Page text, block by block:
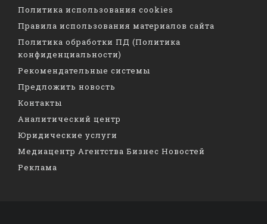
Политика использования cookies
Правила использования материалов сайта
Политика обработки ПД (Политика
конфиденциальности)
Рекомендательные системы
Предложить новость
Контакты
Аналитический центр
Юридические услуги
Медиацентр Агентства Бизнес Новостей
Реклама